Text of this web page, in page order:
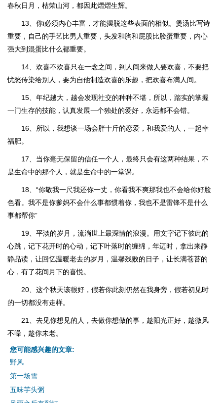
春秋日月，枯荣山河，都因此熠熠生辉。
13、你i必须内心丰富，才能摆脱这些表面的相似。煲汤比写诗
重要，自己的手艺比男人重要，头发和胸和屁股比脸蛋重要，内心
强大到混蛋比什么都重要。
14、欢喜不欢喜只在一念之间，到人间来做人要欢喜，不要把
忧愁传染给别人，要为自他制造欢喜的乐趣，把欢喜布满人间。
15、年纪越大，越会发现社交的种种不堪，所以，踏实的掌握
一门生存的技能，认真发展一个独处的爱好，永远都不会错。
16、所以，我想谈一场会胖十斤的恋爱，和我爱的人，一起幸
福肥。
17、当你毫无保留的信任一个人，最终只会有这两种结果，不
是生命中的那个人，就是生命中的一堂课。
18、“你敬我一尺我还你一丈，你看我不爽那我也不会给你好脸
色看。我不是你爹妈不会什么事都惯着你，我也不是雷锋不是什么
事都帮你”
19、平淡的岁月，流淌世上最深情的浪漫。用文字记下彼此的
心跳，记下花开时的心动，记下叶落时的缠绵，年迈时，拿出来静
静品读，让回忆温暖老去的岁月，温馨残败的日子，让长满苍苔的
心，有了花间月下的喜悦。
20、这个秋天该很好，假若你此刻仍然在我身旁，假若初见时
的一切都没有走样。
21、去见你想见的人，去做你想做的事，趁阳光正好，趁微风
不噪，趁你未老。
您可能感兴趣的文章:
野风
第一场雪
五味芋头粥